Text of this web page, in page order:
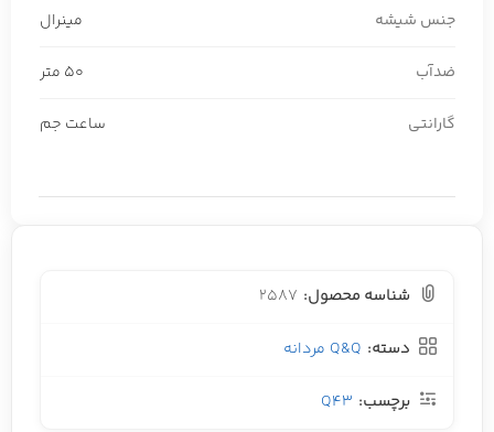
جنس شیشه مینرال
ضدآب 50 متر
گارانتی ساعت جم
شناسه محصول: 2587
دسته: Q&Q مردانه
برچسب: Q43